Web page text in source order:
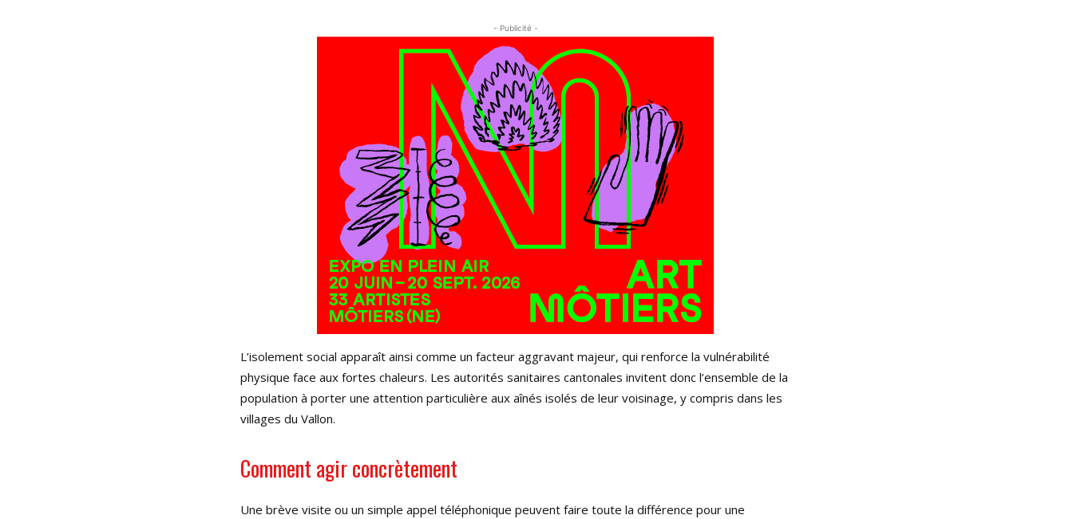
- Publicité -
L’isolement social apparaît ainsi comme un facteur aggravant majeur, qui renforce la vulnérabilité
physique face aux fortes chaleurs. Les autorités sanitaires cantonales invitent donc l’ensemble de la
population à porter une attention particulière aux aînés isolés de leur voisinage, y compris dans les
villages du Vallon.
Comment agir concrètement
Une brève visite ou un simple appel téléphonique peuvent faire toute la différence pour une